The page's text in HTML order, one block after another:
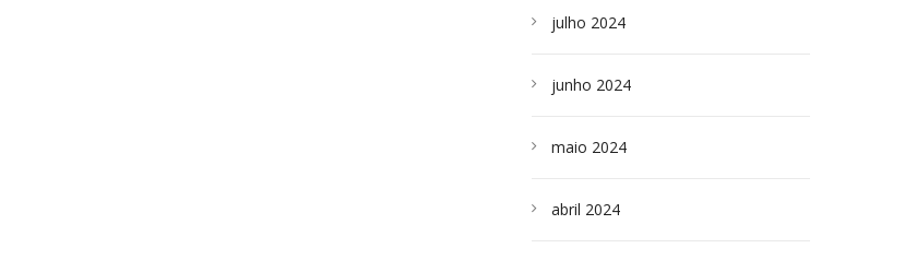
julho 2024
junho 2024
maio 2024
abril 2024